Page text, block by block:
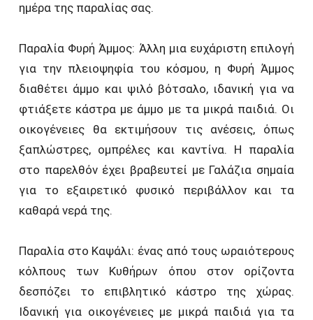
ημέρα της παραλίας σας.
Παραλία Φυρή Άμμος: Άλλη μια ευχάριστη επιλογή
για την πλειοψηφία του κόσμου, η Φυρή Άμμος
διαθέτει άμμο και ψιλό βότσαλο, ιδανική για να
φτιάξετε κάστρα με άμμο με τα μικρά παιδιά. Οι
οικογένειες θα εκτιμήσουν τις ανέσεις, όπως
ξαπλώστρες, ομπρέλες και καντίνα. Η παραλία
στο παρελθόν έχει βραβευτεί με Γαλάζια σημαία
για το εξαιρετικό φυσικό περιβάλλον και τα
καθαρά νερά της.
Παραλία στο Καψάλι: ένας από τους ωραιότερους
κόλπους των Κυθήρων όπου στον ορίζοντα
δεσπόζει το επιβλητικό κάστρο της χώρας.
Ιδανική για οικογένειες με μικρά παιδιά για τα